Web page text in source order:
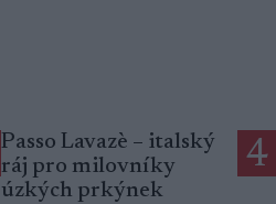
Passo Lavazè – italský
ráj pro milovníky
úzkých prkýnek
4